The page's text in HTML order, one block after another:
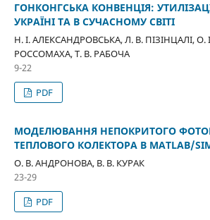
ГОНКОНГСЬКА КОНВЕНЦІЯ:
УКРАЇНІ ТА В СУЧАСНОМУ СВІТІ
Н. І. АЛЕКСАНДРОВСЬКА, Л. В. ПІЗІНЦАЛІ,
РОССОМАХА, Т. В. РАБОЧА
9-22
PDF
МОДЕЛЮВАННЯ НЕПОКРИТОГО
ТЕПЛОВОГО КОЛЕКТОРА В MATLAB/
О. В. АНДРОНОВА, В. В. КУРАК
23-29
PDF